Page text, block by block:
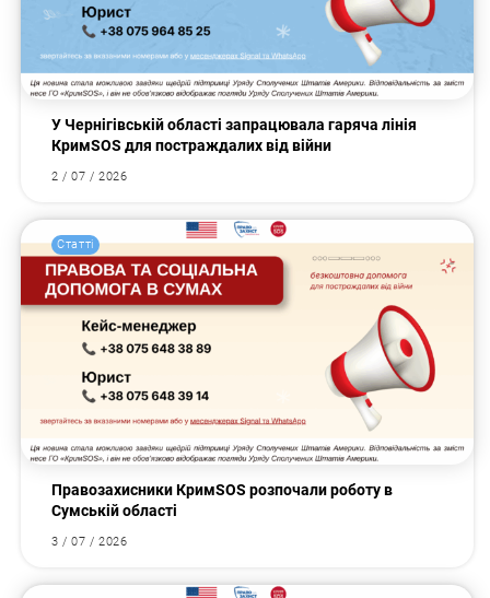
У Чернігівській області запрацювала гаряча лінія
КримSOS для постраждалих від війни
2 / 07 / 2026
Статті
Правозахисники КримSOS розпочали роботу в
Сумській області
3 / 07 / 2026